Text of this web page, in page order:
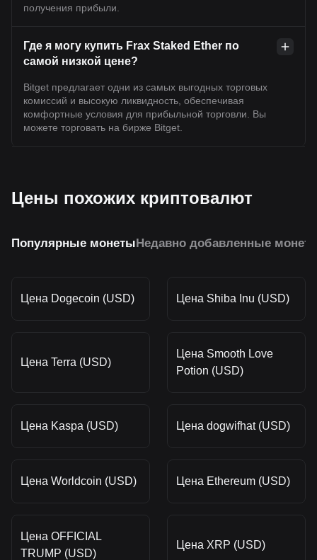
получения прибыли.
Где я могу купить Frax Staked Ether по
самой низкой цене?
Bitget предлагает одни из самых выгодных торговых
комиссий и высокую ликвидность, обеспечивая
комфортные условия для прибыльной торговли. Вы
можете торговать на бирже Bitget.
Цены похожих криптовалют
Популярные монетыНедавно добавленные
Цена Dogecoin (USD) Цена Shiba Inu (USD)
Цена Terra (USD)
Цена Smooth Love
Potion (USD)
Цена Kaspa (USD) Цена dogwifhat (USD)
Цена Worldcoin (USD) Цена Ethereum (USD)
Цена OFFICIAL
TRUMP (USD)
Цена XRP (USD)